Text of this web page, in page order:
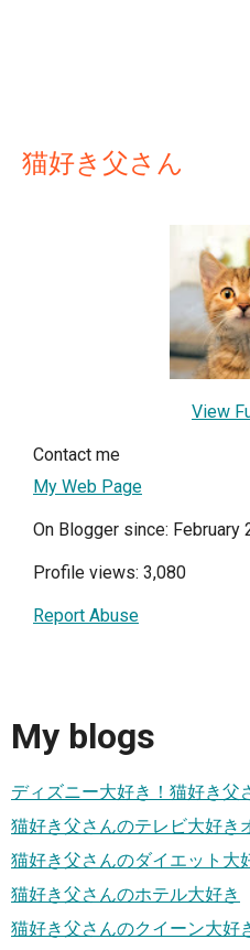
猫好き父さん
View
Contact me
My Web Page
On Blogger since: February
Profile views: 3,080
Report Abuse
My blogs
ディズニー大好き！猫好き父
猫好き父さんのテレビ大好き
猫好き父さんのダイエット大
猫好き父さんのホテル大好き
猫好き父さんのクイーン大好